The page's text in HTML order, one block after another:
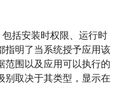
括安装时权限、运行时
指明了当系统授予应用该
范围以及应用可以执行的
别取决于其类型，显示在